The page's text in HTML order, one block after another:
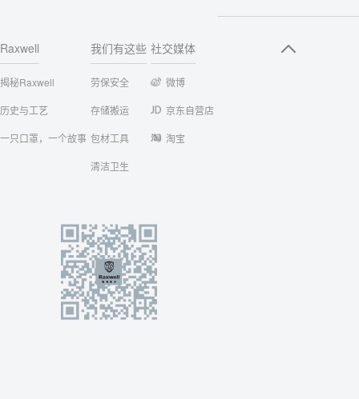
Raxwell
揭秘Raxwell
历史与工艺
一只口罩，一个故事
我们有这些
劳保安全
存储搬运
包材工具
清洁卫生
社交媒体
微博
京东自营店
淘宝